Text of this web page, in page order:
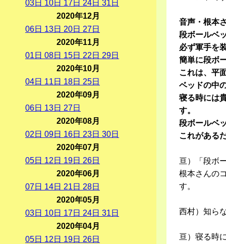
音声・根本
段ボールベ
必ず軍手を
簡単に段ボ
これは、平
ベッドの中
寝る時には
す。
段ボールベ
これがある
亘）「段ボ
根本さんの
す。
西村）知ら
亘）寝る時
03日 10日 17 日 24日 31 日
2020年12月
06日 13日 20日 27日
2020年11月
01 日 08日 15日 22 日 29日
2020年10月
04日 11 日 18日 25日
2020年09月
06日 13日 27日
2020年08月
02 日 09日 16日 23日 30日
2020年07月
05日 12 日 19日 26日
2020年06月
07日 14日 21 日 28日
2020年05月
03日 10日 17日 24日 31 日
2020年04月
05日 12 日 19日 26日